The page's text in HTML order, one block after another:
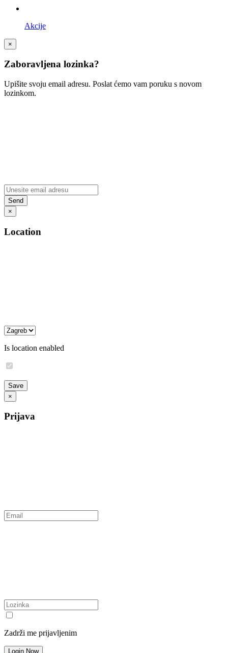
Akcije
×
Zaboravljena lozinka?
Upišite svoju email adresu. Poslat ćemo vam poruku s novom
lozinkom.
×
Location
Is location enabled
×
Prijava
Zadrži me prijavljenim